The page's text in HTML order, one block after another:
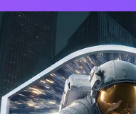
spesso “studiati” anche
Oltre 20
codici